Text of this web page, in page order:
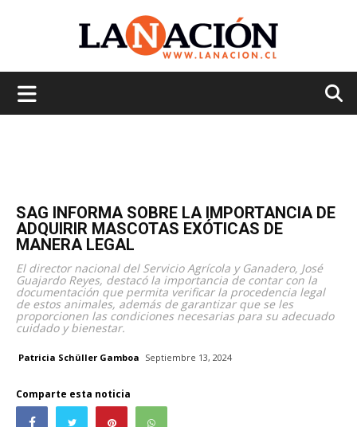
SAG INFORMA SOBRE LA IMPORTANCIA DE
ADQUIRIR MASCOTAS EXÓTICAS DE
MANERA LEGAL
El director nacional del Servicio Agrícola y Ganadero, José
Guajardo Reyes, destacó la importancia de contar con la
documentación que permita verificar la procedencia legal
de estos animales, además de garantizar que se les
proporcionen las condiciones necesarias para su adecuado
cuidado y bienestar.
Patricia Schüller Gamboa Septiembre 13, 2024
Comparte esta noticia